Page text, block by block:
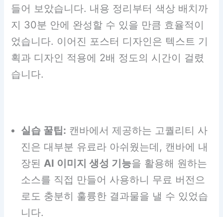
들어 보았습니다. 내용 정리부터 색상 배치까
지 30분 안에 완성할 수 있을 만큼 효율적이
었습니다. 이어진 포스터 디자인은 텍스트 기
획과 디자인 적용에 2배 정도의 시간이 걸렸
습니다.
실습 꿀팁: 캔바에서 제공하는 고퀄리티 사
진은 대부분 유료라 아쉬웠는데, 캔바에 내
장된 AI 이미지 생성 기능을 활용해 원하는
소스를 직접 만들어 사용하니 무료 버전으
로도 충분히 훌륭한 결과물을 낼 수 있었습
니다.